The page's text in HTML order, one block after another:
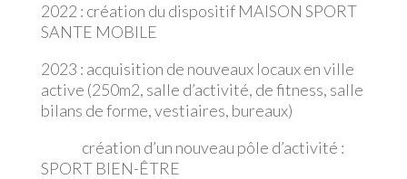
2022 : création du dispositif MAISON SPORT
SANTE MOBILE
2023 : acquisition de nouveaux locaux en ville
active (250m2, salle d’activité, de fitness, salle
bilans de forme, vestiaires, bureaux)
création d’un nouveau pôle d’activité :
SPORT BIEN-ÊTRE